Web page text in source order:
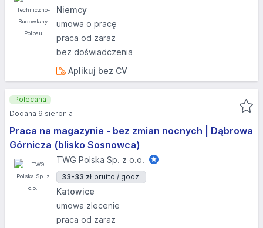
Niemcy
umowa o pracę
praca od zaraz
bez doświadczenia
Aplikuj bez CV
Praca na magazynie - bez zmian nocnych | Dąbrowa
Górnicza (blisko Sosnowca)
TWG Polska Sp. z o.o.
33-33 zł brutto / godz.
Katowice
umowa zlecenie
praca od zaraz
Polecana
Dodana 9 sierpnia